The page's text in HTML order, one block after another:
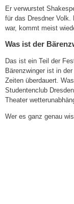
Er verwurstet
für das Dresdner Volk.
war, kommt meist
Was ist der
Das ist ein Teil der
Bärenzwinger ist in
Zeiten überdauert.
Studentenclub
Theater
Wer es ganz genau